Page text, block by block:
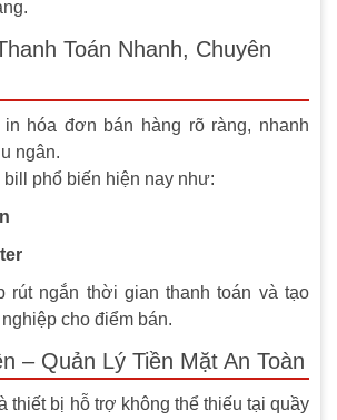
Toán Nhanh, Chuyên
in hóa đơn bán hàng rõ ràng, nhanh
ngân.
phổ biến hiện nay như:
rút ngắn thời gian thanh toán và tạo
cho điểm bán.
– Quản Lý Tiền Mặt An Toàn
thiết bị hỗ trợ không thể thiếu tại quầy